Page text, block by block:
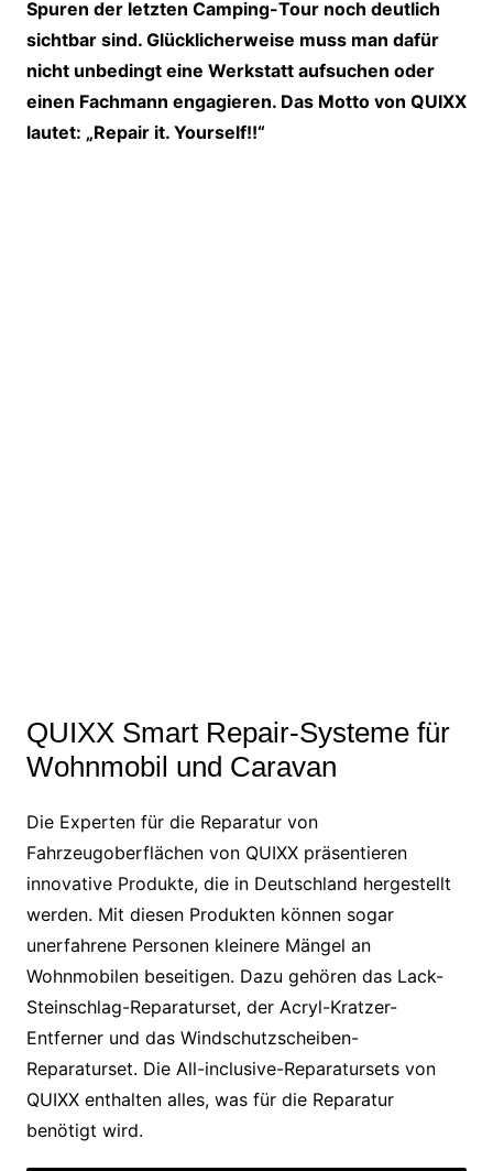
Spuren der letzten Camping-Tour noch deutlich
sichtbar sind. Glücklicherweise muss man dafür
nicht unbedingt eine Werkstatt aufsuchen oder
einen Fachmann engagieren. Das Motto von QUIXX
lautet: „Repair it. Yourself!!“
QUIXX Smart Repair-Systeme für
Wohnmobil und Caravan
Die Experten für die Reparatur von
Fahrzeugoberflächen von QUIXX präsentieren
innovative Produkte, die in Deutschland hergestellt
werden. Mit diesen Produkten können sogar
unerfahrene Personen kleinere Mängel an
Wohnmobilen beseitigen. Dazu gehören das Lack-
Steinschlag-Reparaturset, der Acryl-Kratzer-
Entferner und das Windschutzscheiben-
Reparaturset. Die All-inclusive-Reparatursets von
QUIXX enthalten alles, was für die Reparatur
benötigt wird.